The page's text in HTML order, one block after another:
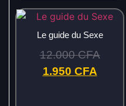
Le guide du Sexe
12.000CFA
1.950 CFA